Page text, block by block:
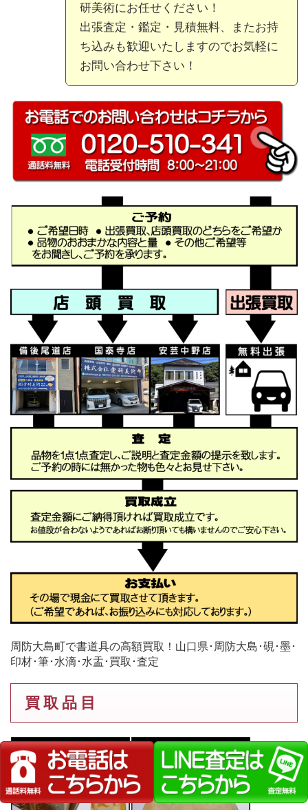
研美術にお任せください！
出張査定・鑑定・見積無料、またお持
ち込みも歓迎いたしますのでお気軽に
お問い合わせ下さい！
周防大島町で書道具の高額買取！山口県･周防大島･硯･墨･
印材･筆･水滴･水盂･買取･査定
買 取 品 目